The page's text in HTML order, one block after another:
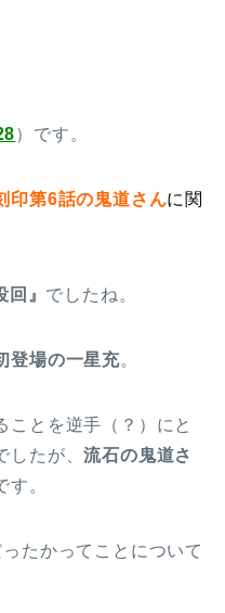
）です。
印第6話の鬼道さんに関
』 でしたね。
登場の一星充。
ことを逆手（？）にと
したが、流石の鬼道さ
す。
たかってことについて